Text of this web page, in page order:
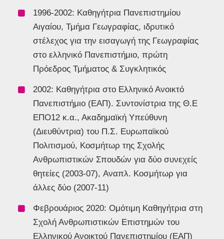
1996-2002: Καθηγήτρια Πανεπιστημίου
Αιγαίου, Τμήμα Γεωγραφίας, ιδρυτικό
στέλεχος για την εισαγωγή της Γεωγραφίας
στο ελληνικό Πανεπιστήμιο, πρώτη
Πρόεδρος Τμήματος & Συγκλητικός
2002: Καθηγήτρια στο Ελληνικό Ανοικτό
Πανεπιστήμιο (ΕΑΠ). Συντονίστρια της Θ.Ε
ΕΠΟ12 κ.α., Ακαδημαϊκή Υπεύθυνη
(Διευθύντρια) του Π.Σ. Ευρωπαϊκού
Πολιτισμού, Κοσμήτωρ της Σχολής
Ανθρωπιστικών Σπουδών για δύο συνεχείς
θητείες (2003-07), Aναπλ. Κοσμήτωρ για
άλλες δύο (2007-11)
Φεβρουάριος 2020: Ομότιμη Καθηγήτρια στη
Σχολή Ανθρωπιστικών Επιστημών του
Ελληνικού Ανοικτού Πανεπιστημίου (ΕΑΠ)